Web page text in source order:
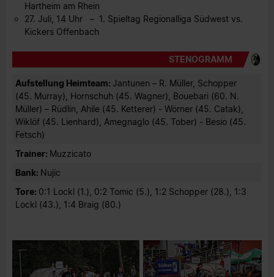
Hartheim am Rhein
27. Juli, 14 Uhr – 1. Spieltag Regionalliga Südwest vs.
Kickers Offenbach
STENOGRAMM
Aufstellung Heimteam: Jantunen – R. Müller, Schopper
(45. Murray), Hornschuh (45. Wagner), Bouebari (60. N.
Müller) – Rüdlin, Ahile (45. Ketterer) - Wörner (45. Catak),
Wiklöf (45. Lienhard), Amegnaglo (45. Tober) - Besio (45.
Fetsch)
Trainer: Muzzicato
Bank: Nujic
Tore: 0:1 Lockl (1.), 0:2 Tomic (5.), 1:2 Schopper (28.), 1:3
Lockl (43.), 1:4 Braig (80.)